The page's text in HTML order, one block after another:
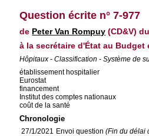
Question écrite n° 7-977
de Peter Van Rompuy (CD&V)
à la secrétaire d'État au
Hôpitaux - Classification - Système de
établissement hospitalier
Eurostat
financement
Institut des comptes nationaux
coût de la santé
Chronologie
27/1/2021 Envoi question(Fin du délai